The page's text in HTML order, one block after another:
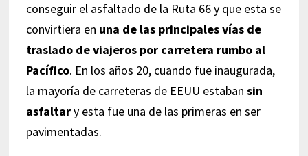
conseguir el asfaltado de la Ruta 66 y que esta se
convirtiera en una de las principales vías de
traslado de viajeros por carretera rumbo al
Pacífico. En los años 20, cuando fue inaugurada,
la mayoría de carreteras de EEUU estaban sin
asfaltary esta fue una de las primeras en ser
pavimentadas.